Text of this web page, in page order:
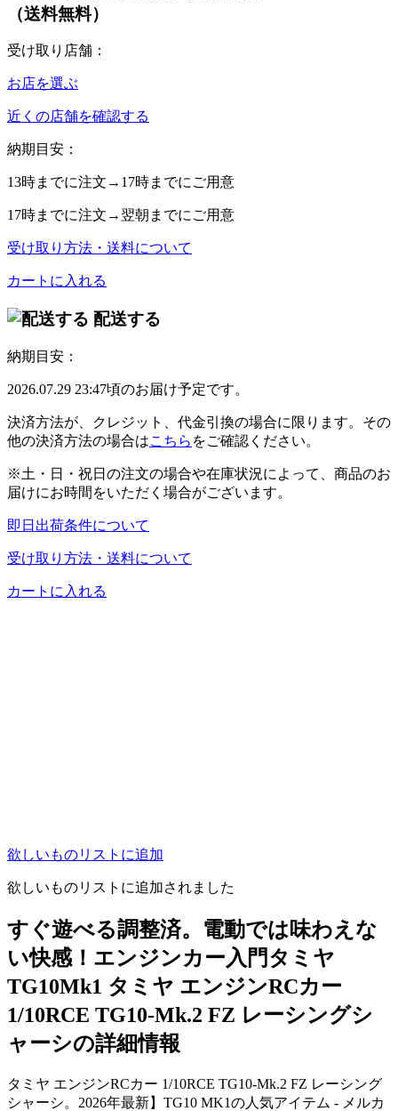
（送料無料）
受け取り店舗：
お店を選ぶ
近くの店舗を確認する
納期目安：
13時までに注文→ 17時までにご用意
17時までに注文→ 翌朝 までにご用意
受け取り方法・送料について
カートに入れる
配送する
納期目安：
2026.07.29 23:47頃のお届け予定です。
決済方法が、クレジット、代金引換の場合に限ります。その
他の決済方法の場合はこちら をご確認ください。
※土・日・祝日の注文の場合や在庫状況によって、商品のお
届けにお時間をいただく場合がございます。
即日出荷条件について
受け取り方法・送料について
カートに入れる
欲しいものリストに追加
欲しいものリストに追加されました
すぐ遊べる調整済。電動では味わえな
い快感！エンジンカー入門タミヤ
TG10Mk1 タミヤ エンジンRCカー
1/10RCE TG10-Mk.2 FZ レーシングシ
ャーシの詳細情報
タミヤ エンジンRCカー 1/10RCE TG10-Mk.2 FZ レーシング
シャーシ。2026年最新】TG10 MK1の人気アイテム - メルカ